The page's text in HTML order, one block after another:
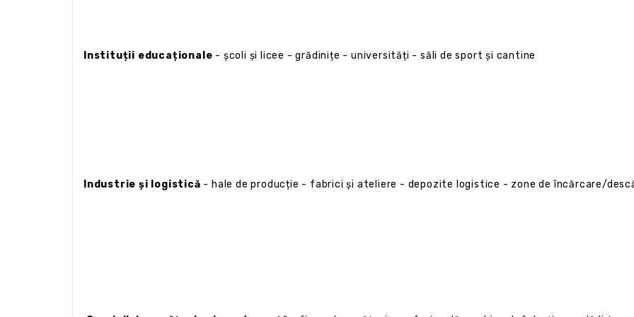
Instituții educaționale - școli și licee - grădinițe - universități - săli de sport și cantine
Industrie și logistică - hale de producție - fabrici și ateliere - depozite logistice - zone de încărcare/